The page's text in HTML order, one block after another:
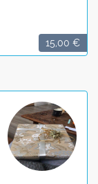
15,00 €